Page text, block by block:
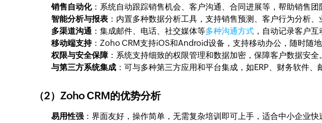
销售自动化：系统自动跟踪销售机会、客户沟通、合同进展等，帮助销售团
智能分析与报表 ：内置多种数据分析工具，支持销售预测、客户行为分析、
多渠道沟通 ：集成邮件、电话、社交媒体等多种沟通方式 ，自动记录客户
移动端支持：Zoho CRM支持iOS和Android设备，支持移动办公，随时随地
权限与安全保障：系统支持细致的权限管理和数据加密，保障客户数据安全。
与第三方系统集成 ：可与多种第三方应用和平台集成，如ERP、财务软件、
（2）Zoho CRM的优势分析
易用性强 ：界面友好，操作简单，无需复杂培训即可上手，适合中小企业快